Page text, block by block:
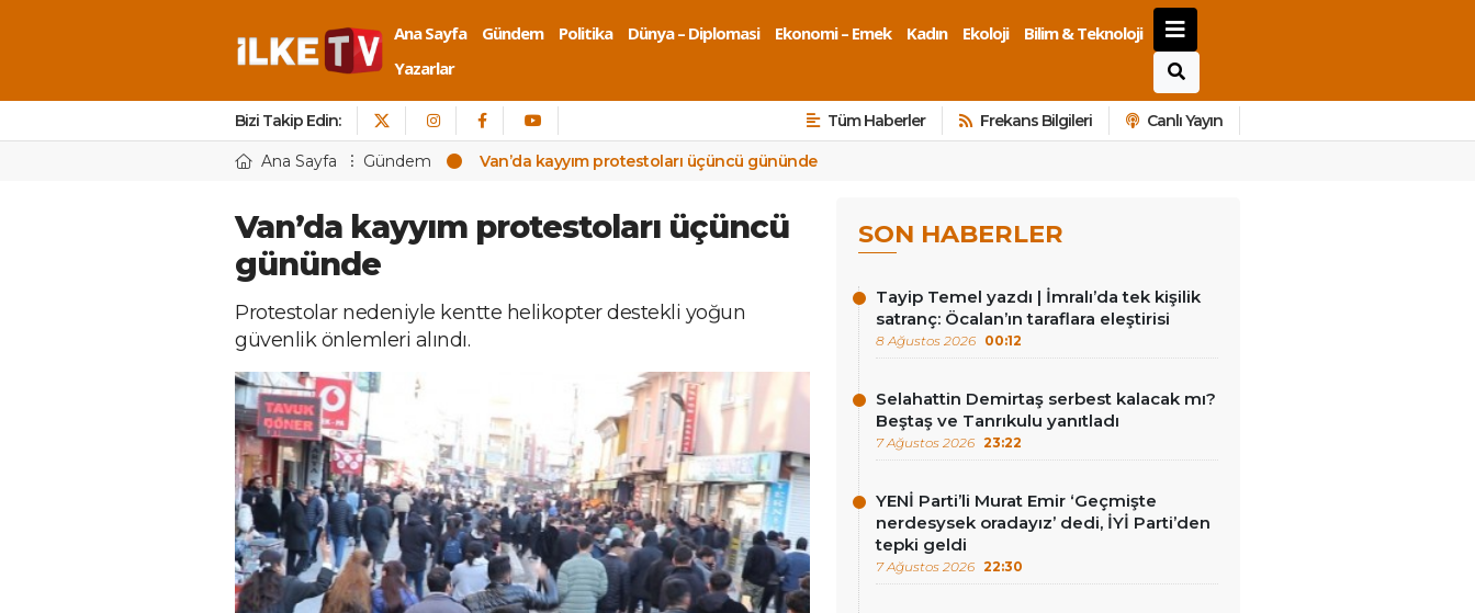
Ana Sayfa Gündem Politika Dünya – Diplomasi Ekonomi – Emek Kadın Ekoloji
Bilim & Teknoloji
Yazarlar
Bizi Takip Edin: Tüm Haberler Frekans Bilgileri Canlı Yayın
Ana Sayfa Gündem Van’da kayyım protestoları üçüncü gününde
Van’da kayyım protestoları üçüncü
gününde
Protestolar nedeniyle kentte helikopter destekli yoğun
güvenlik önlemleri alındı.
SON HABERLER
Tayip Temel yazdı | İmralı’da tek kişilik
satranç: Öcalan’ın taraflara eleştirisi
8 Ağustos 2026 00:12
Selahattin Demirtaş serbest kalacak mı?
Beştaş ve Tanrıkulu yanıtladı
7 Ağustos 2026 23:22
YENİ Parti’li Murat Emir ‘Geçmişte
nerdesysek oradayız’ dedi, İYİ Parti’den
tepki geldi
7 Ağustos 2026 22:30